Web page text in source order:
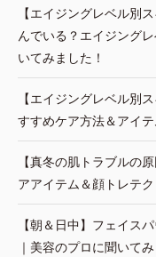
【エイジングレベル別
んでいる？エイジング
いてみました！
【エイジングレベル別
すすめケア方法＆アイ
【真冬の肌トラブルの
アアイテム＆顔トレテ
【朝＆日中】フェイス
｜美容のプロに聞いてみ